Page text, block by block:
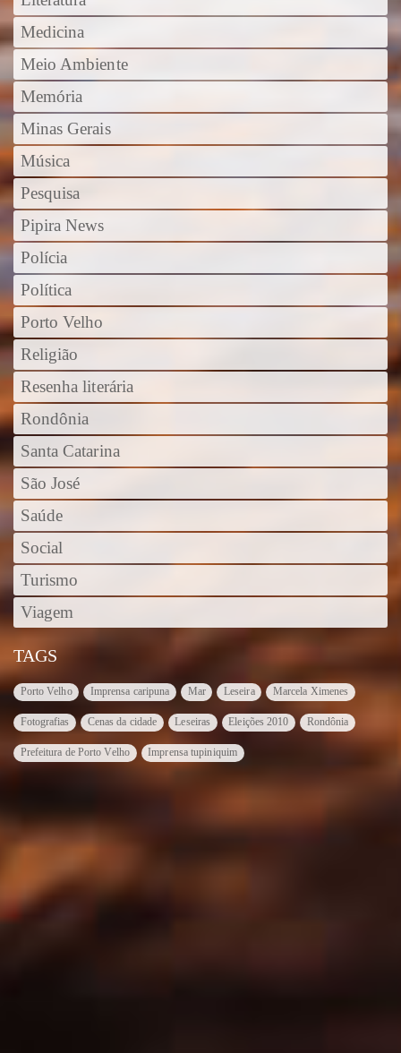
Medicina
Meio Ambiente
Memória
Minas Gerais
Música
Pesquisa
Pipira News
Polícia
Política
Porto Velho
Religião
Resenha literária
Rondônia
Santa Catarina
São José
Saúde
Social
Turismo
Viagem
TAGS
Porto Velho Imprensa caripuna Mar Leseira Marcela Ximenes
Fotografias Cenas da cidade Leseiras Eleições 2010 Rondônia
Prefeitura de Porto Velho Imprensa tupiniquim